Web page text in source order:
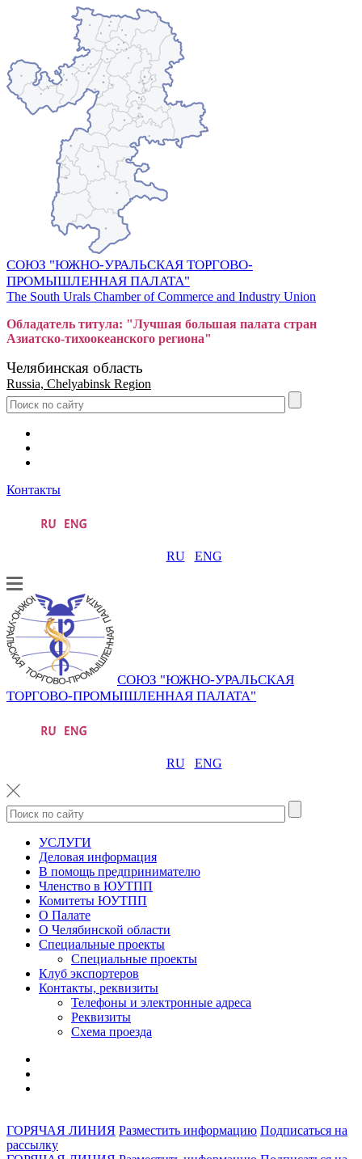
СОЮЗ "ЮЖНО-УРАЛЬСКАЯ ТОРГОВО-
ПРОМЫШЛЕННАЯ ПАЛАТА"
The South Urals Chamber of Commerce and Industry Union
Обладатель титула: "Лучшая большая палата стран
Азиатско-тихоокеанского региона"
Челябинская область
Russia, Chelyabinsk Region
Контакты
RU ENG
СОЮЗ "ЮЖНО-УРАЛЬСКАЯ
ТОРГОВО-ПРОМЫШЛЕННАЯ ПАЛАТА"
RU ENG
УСЛУГИ
Деловая информация
В помощь предпринимателю
Членство в ЮУТПП
Комитеты ЮУТПП
О Палате
О Челябинской области
Специальные проекты
Специальные проекты
Клуб экспортеров
Контакты, реквизиты
Телефоны и электронные адреса
Реквизиты
Схема проезда
ГОРЯЧАЯ ЛИНИЯ Разместить информацию Подписаться на
рассылку